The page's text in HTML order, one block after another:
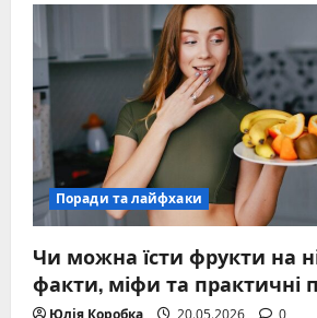
новини
2026:
гібридні
атаки,
рекордна
оборона
та
міцна
дружба
з
Україною
Поради та лайфхаки
Чи можна їсти фрукти на
факти, міфи та практичні
Юлія Коробка 20.05.2026 0